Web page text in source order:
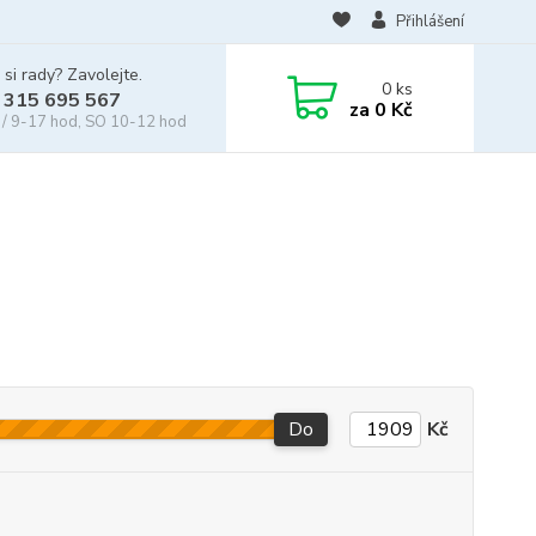
Přihlášení
rady? Zavolejte.
695 567
/ 9-17 hod, SO 10-12 hod
0ks
za 0 Kč
Do Kč